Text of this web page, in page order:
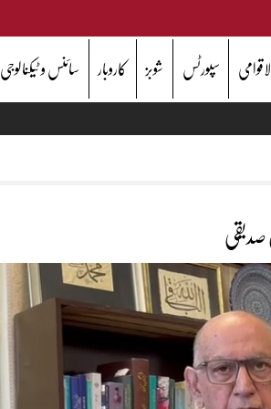
سپورٹس شوبز کاروبار سائنس و ٹیکنالوجی